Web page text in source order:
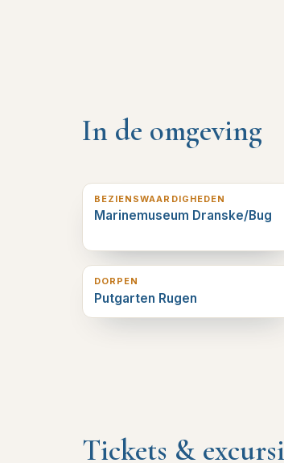
In de omgeving
BEZIENSWAARDIGHEDEN
Marinemuseum Dranske/Bug
8 km verderop
DORPEN
Putgarten Rugen
Tickets &